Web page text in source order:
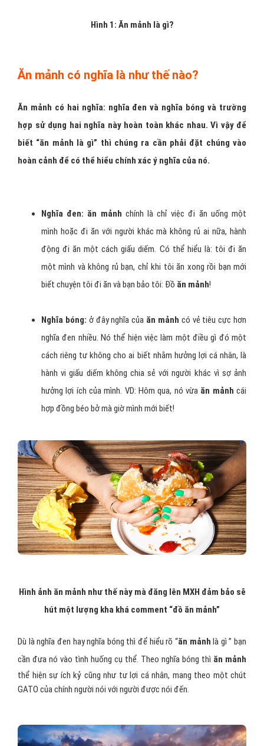
Hình 1: Ăn mảnh là gì?
Ăn mảnh có nghĩa là như thế nào?
Ăn mảnh có hai nghĩa: nghĩa đen và nghĩa bóng và trường
hợp sử dụng hai nghĩa này hoàn toàn khác nhau. Vì vậy để
biết “ăn mảnh là gì” thì chúng ra cần phải đặt chúng vào
hoàn cảnh để có thể hiểu chính xác ý nghĩa của nó.
Nghĩa đen: ăn mảnh chính là chỉ việc đi ăn uống một
mình hoặc đi ăn với người khác mà không rủ ai nữa, hành
động đi ăn một cách giấu diếm. Có thể hiểu là: tôi đi ăn
một mình và không rủ bạn, chỉ khi tôi ăn xong rồi bạn mới
biết chuyện tôi đi ăn và bạn bảo tôi: Đồ ăn mảnh!
Nghĩa bóng: ở đây nghĩa của ăn mảnh có vẻ tiêu cực hơn
nghĩa đen nhiều. Nó thể hiện việc làm một điều gì đó một
cách riêng tư không cho ai biết nhằm hưởng lợi cá nhân, là
hành vi giấu diếm không chia sẻ với người khác vì sợ ảnh
hưởng lợi ích của mình. VD: Hôm qua, nó vừa ăn mảnh cái
hợp đồng béo bở mà giờ mình mới biết!
Hình ảnh ăn mảnh như thế này mà đăng lên MXH đảm bảo sẽ
hút một lượng kha khá comment “đồ ăn mảnh”
Dù là nghĩa đen hay nghĩa bóng thì để hiểu rõ “ăn mảnh là gì ” bạn
cần đưa nó vào tình huống cụ thể. Theo nghĩa bóng thì ăn mảnh
thể hiện sự ích kỷ cũng như tư lợi cá nhân, mang theo một chút
GATO của chính người nói với người được nói đến.